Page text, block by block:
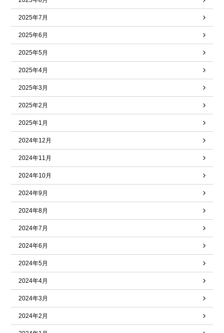
2025年7月
2025年6月
2025年5月
2025年4月
2025年3月
2025年2月
2025年1月
2024年12月
2024年11月
2024年10月
2024年9月
2024年8月
2024年7月
2024年6月
2024年5月
2024年4月
2024年3月
2024年2月